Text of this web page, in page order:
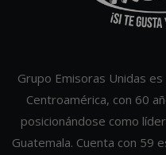
Grupo Emisoras Unidas
Centroamérica, con 60
posicionándose como
Guatemala. Cuenta con 59